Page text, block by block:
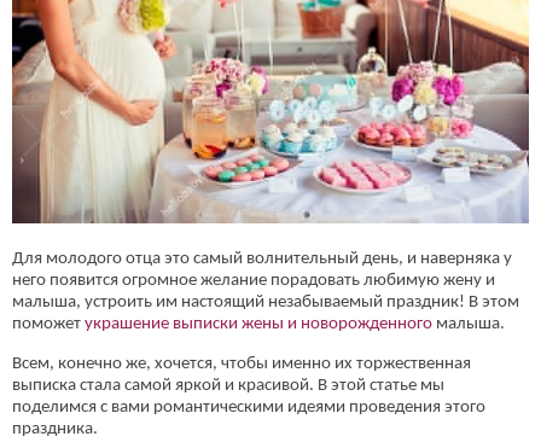
Для молодого отца это самый волнительный день, и наверняка у
него появится огромное желание порадовать любимую жену и
малыша, устроить им настоящий незабываемый праздник! В этом
поможет украшение выписки жены и новорожденного малыша.
Всем, конечно же, хочется, чтобы именно их торжественная
выписка стала самой яркой и красивой. В этой статье мы
поделимся с вами романтическими идеями проведения этого
праздника.